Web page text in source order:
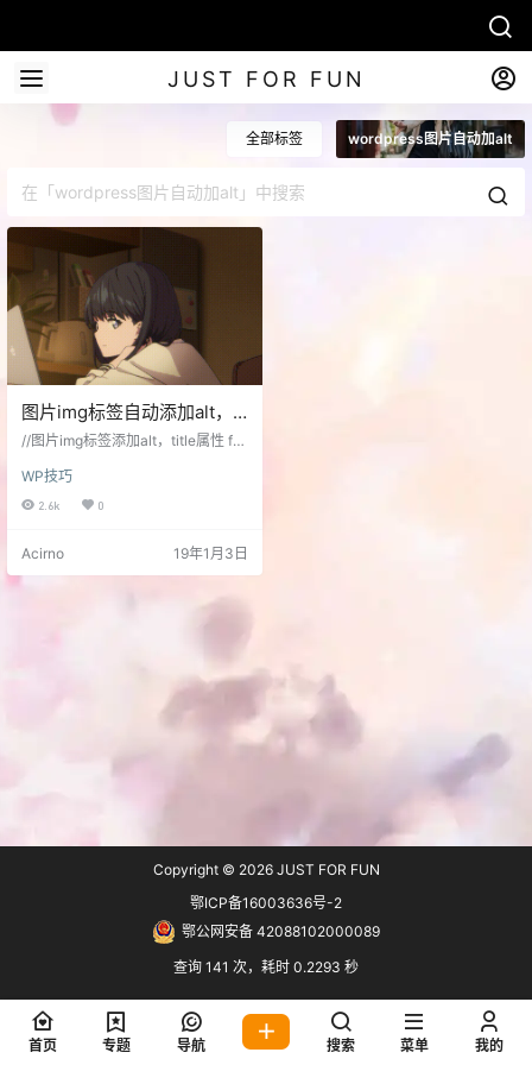
JUST FOR FUN
全部标签 wordpress图片自动加alt
图片img标签自动添加alt，
title属性
//图片img标签添加alt，title属性 fu
al $post; $pattern = "//i"; $replace
ment = ''; $content = preg_replac
WP技巧
2.6k 0
Acirno 19年1月3日
Copyright © 2026JUST FOR FUN
鄂ICP备16003636号-2
鄂公网安备 42088102000089
查询 141 次，耗时 0.2293 秒
首页 专题 导航 搜索 菜单 我的